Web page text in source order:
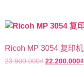
Ricoh MP 3054 复印机
23.900.000₫ 22.200.000₫